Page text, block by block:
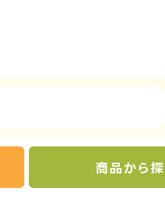
商品から